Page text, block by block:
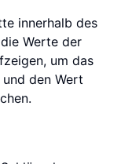
innerhalb des
Werte der
um das
den Wert